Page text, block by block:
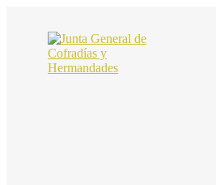
contenido